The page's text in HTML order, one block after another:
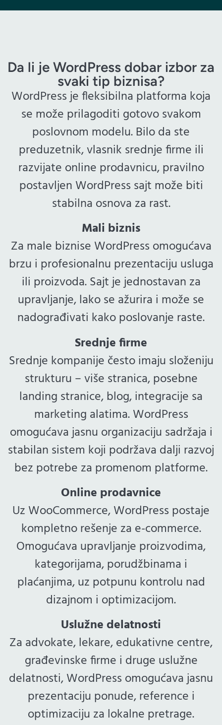
Da li je WordPress dobar izbor za
svaki tip biznisa?
WordPress je fleksibilna platforma koja
se može prilagoditi gotovo svakom
poslovnom modelu. Bilo da ste
preduzetnik, vlasnik srednje firme ili
razvijate online prodavnicu, pravilno
postavljen WordPress sajt može biti
stabilna osnova za rast.
Mali biznis
Za male biznise WordPress omogućava
brzu i profesionalnu prezentaciju usluga
ili proizvoda. Sajt je jednostavan za
upravljanje, lako se ažurira i može se
nadograđivati kako poslovanje raste.
Srednje firme
Srednje kompanije često imaju složeniju
strukturu – više stranica, posebne
landing stranice, blog, integracije sa
marketing alatima. WordPress
omogućava jasnu organizaciju sadržaja i
stabilan sistem koji podržava dalji razvoj
bez potrebe za promenom platforme.
Online prodavnice
Uz WooCommerce, WordPress postaje
kompletno rešenje za e-commerce.
Omogućava upravljanje proizvodima,
kategorijama, porudžbinama i
plaćanjima, uz potpunu kontrolu nad
dizajnom i optimizacijom.
Uslužne delatnosti
Za advokate, lekare, edukativne centre,
građevinske firme i druge uslužne
delatnosti, WordPress omogućava jasnu
prezentaciju ponude, reference i
optimizaciju za lokalne pretrage.